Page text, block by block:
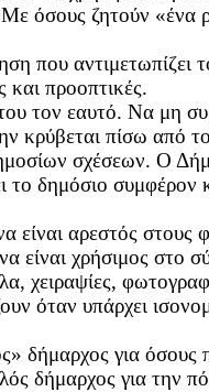
όσους ζητούν «ένα
που αντιμετωπίζει
προοπτικές.
τον εαυτό. Να μη
κρύβεται πίσω από
σχέσεων. Ο
το δημόσιο συμφέρον
είναι αρεστός στους
είναι χρήσιμος στο
χειραψίες,
όταν υπάρχει
δήμαρχος για όσους
δήμαρχος για την